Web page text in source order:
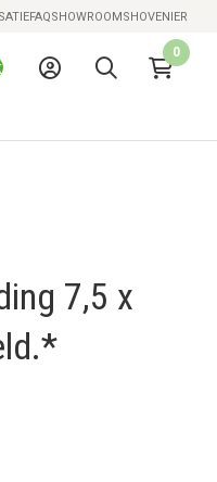
levering mogelijk
FAQSHOWROOMSHOVENIER
0
7,5 x